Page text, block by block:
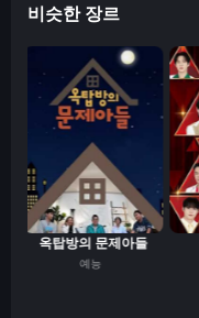
비슷한 장르
옥탑방의 문제아들
예능